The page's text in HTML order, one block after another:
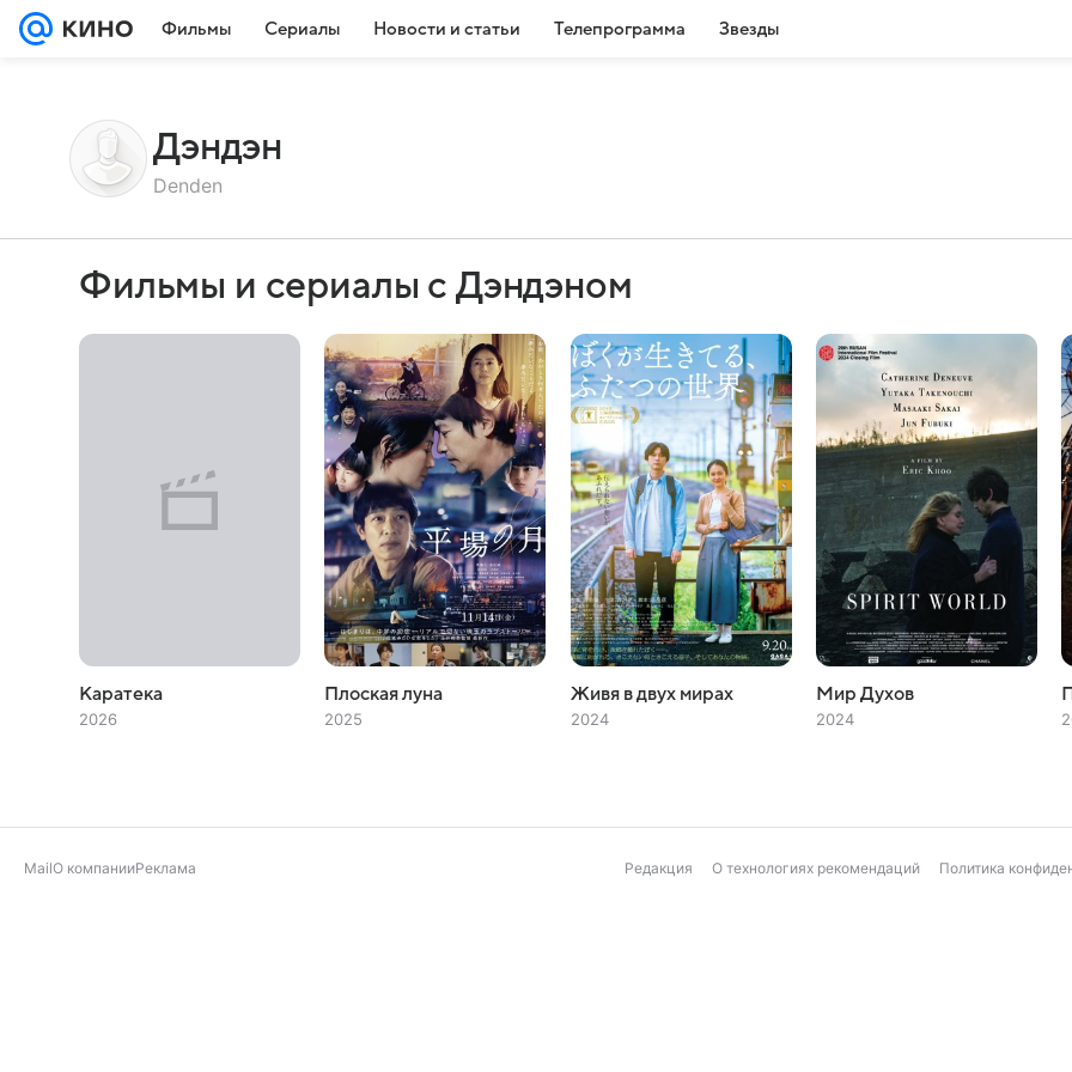
Фильмы Сериалы Новости и статьи Телепрограмма Звезды
Дэндэн
Denden
Фильмы и сериалы с Дэндэном
Каратека
2026
Плоская луна
2025
Живя в двух мирах
2024
Мир Духов
2024
MailО компанииРеклама Редакция О технологиях рекомендаций Политика